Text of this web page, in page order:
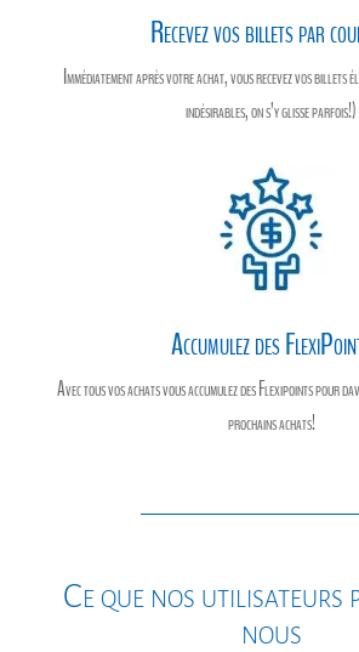
Recevez vos billets par
Immédiatement après votre achat, vous recevez vos billets
indésirables, on s’y glisse parfois!)
Accumulez des
Avec tous vos achats vous accumulez des Flexipoints pour
prochains achats!
Ce que nos utilisateurs
nous